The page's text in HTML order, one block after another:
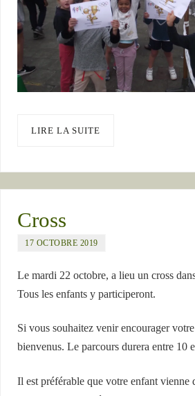
LIRE LA SUITE
Cross
17 OCTOBRE 2019
Le mardi 22 octobre, a lieu un cross
Tous les enfants y participeront.
Si vous souhaitez venir encourager
bienvenus. Le parcours durera entre 10
Il est préférable que votre enfant vienne